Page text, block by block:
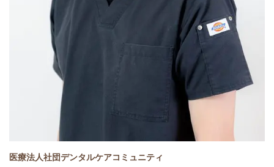
医療法人社団デンタルケアコミュニティ